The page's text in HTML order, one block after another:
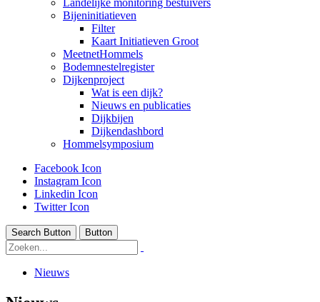
Landelijke monitoring bestuivers
Bijeninitiatieven
Filter
Kaart Initiatieven Groot
MeetnetHommels
Bodemnestelregister
Dijkenproject
Wat is een dijk?
Nieuws en publicaties
Dijkbijen
Dijkendashbord
Hommelsymposium
Facebook Icon
Instagram Icon
Linkedin Icon
Twitter Icon
Search Button Button
Nieuws